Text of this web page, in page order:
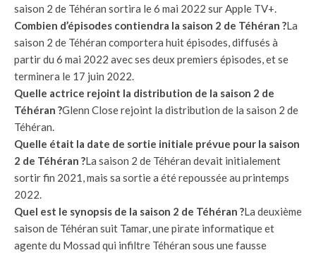
saison 2 de Téhéran sortira le 6 mai 2022 sur Apple TV+.
Combien d’épisodes contiendra la saison 2 de Téhéran ?La
saison 2 de Téhéran comportera huit épisodes, diffusés à
partir du 6 mai 2022 avec ses deux premiers épisodes, et se
terminera le 17 juin 2022.
Quelle actrice rejoint la distribution de la saison 2 de
Téhéran ?Glenn Close rejoint la distribution de la saison 2 de
Téhéran.
Quelle était la date de sortie initiale prévue pour la saison
2 de Téhéran ?La saison 2 de Téhéran devait initialement
sortir fin 2021, mais sa sortie a été repoussée au printemps
2022.
Quel est le synopsis de la saison 2 de Téhéran ?La deuxième
saison de Téhéran suit Tamar, une pirate informatique et
agente du Mossad qui infiltre Téhéran sous une fausse